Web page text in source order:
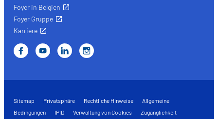
Foyer in Belgien
Foyer Gruppe
Karriere
Sitemap Privatsphäre Rechtliche Hinweise
Allgemeine
Bedingungen
IPID Verwaltung von Cookies Zugänglichkeit